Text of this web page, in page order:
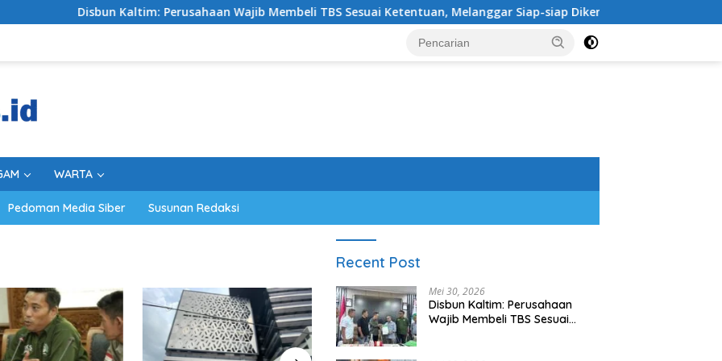
Disbun Kaltim: Perusahaan Wajib Membeli TBS Sesuai Ketentuan, Melanggar Siap-siap Dikenai Sanksi
WARTA
Pedoman Media Siber Susunan Redaksi
Recent Post
Mei 30, 2026
Disbun Kaltim: Perusahaan
Wajib Membeli TBS Sesuai